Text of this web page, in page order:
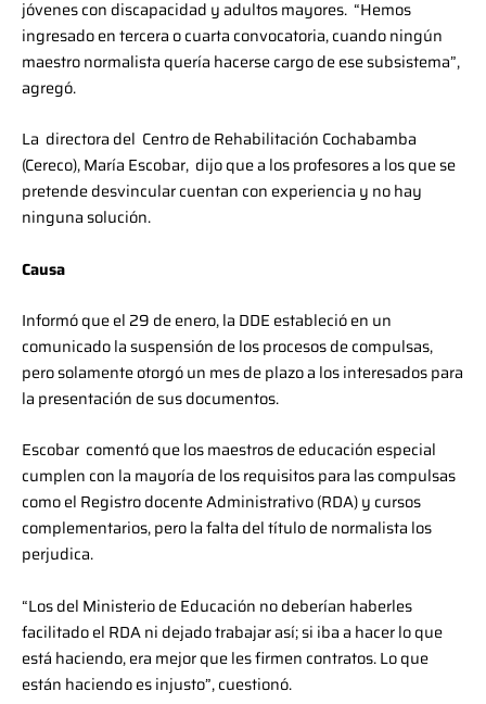
jóvenes con discapacidad y adultos mayores. “Hemos
ingresado en tercera o cuarta convocatoria, cuando ningún
maestro normalista quería hacerse cargo de ese subsistema”,
agregó.
La directora del Centro de Rehabilitación Cochabamba
(Cereco), María Escobar, dijo que a los profesores a los que se
pretende desvincular cuentan con experiencia y no hay
ninguna solución.
Causa
Informó que el 29 de enero, la DDE estableció en un
comunicado la suspensión de los procesos de compulsas,
pero solamente otorgó un mes de plazo a los interesados para
la presentación de sus documentos.
Escobar comentó que los maestros de educación especial
cumplen con la mayoría de los requisitos para las compulsas
como el Registro docente Administrativo (RDA) y cursos
complementarios, pero la falta del título de normalista los
perjudica.
“Los del Ministerio de Educación no deberían haberles
facilitado el RDA ni dejado trabajar así; si iba a hacer lo que
está haciendo, era mejor que les firmen contratos. Lo que
están haciendo es injusto”, cuestionó.